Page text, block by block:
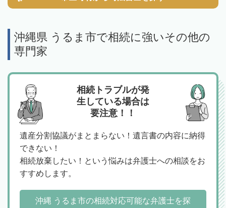
沖縄県 うるま市で相続に強いその他の
専門家
相続トラブルが発
生している場合は
要注意！！
遺産分割協議がまとまらない！遺言書の内容に納得
できない！
相続放棄したい！という悩みは弁護士への相談をお
すすめします。
沖縄 うるま市の相続対応可能な弁護士を探